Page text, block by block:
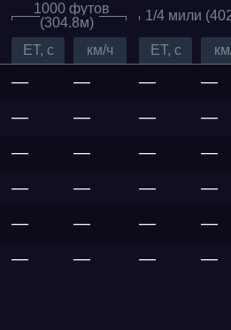
1000 футов
(304.8м)
1/4 мили
ET, c км/ч ET, c
— — —
—
— — —
—
— — —
—
— — —
—
— — —
—
— — — —